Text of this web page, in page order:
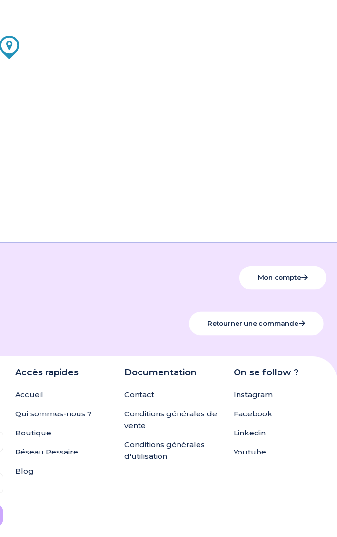
Mon compte
Retourner une commande
Accès rapides
Accueil
Qui sommes-nous ?
Boutique
Réseau Pessaire
Blog
Documentation
Contact
Conditions générales de
vente
Conditions générales
d'utilisation
On se follow ?
Instagram
Facebook
Linkedin
Youtube